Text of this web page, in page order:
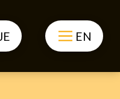
JE EN